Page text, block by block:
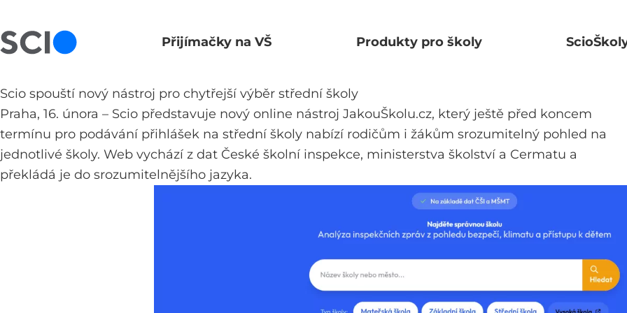
Přijímačky na VŠ Produkty pro školy
Scio spouští nový nástroj pro chytřejší výběr střední školy
Praha, 16. února –⁠⁠⁠⁠⁠⁠ Scio představuje nový online nástroj JakouŠkolu.cz, který ještě před koncem
termínu pro podávání přihlášek na střední školy nabízí rodičům i žákům srozumitelný pohled na
jednotlivé školy. Web vychází z dat České školní inspekce, ministerstva školství a Cermatu a
překládá je do srozumitelnějšího jazyka.